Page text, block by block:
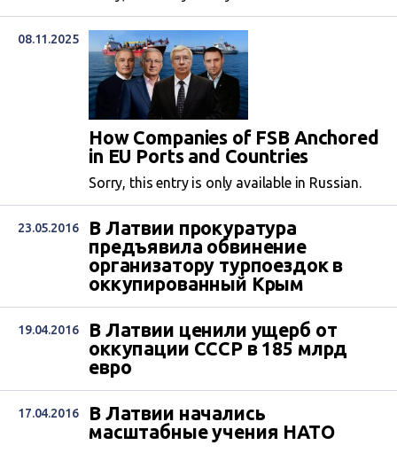
08.11.2025
How Companies of FSB Anchored
in EU Ports and Countries
Sorry, this entry is only available in Russian.
23.05.2016
В Латвии прокуратура
предъявила обвинение
организатору турпоездок в
оккупированный Крым
19.04.2016
В Латвии ценили ущерб от
оккупации СССР в 185 млрд
евро
17.04.2016
В Латвии начались
масштабные учения НАТО